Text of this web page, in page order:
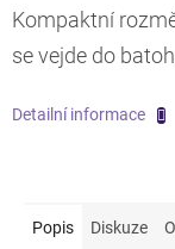
Kompaktní
se vejde do
Detailní informace
Popis Diskuze